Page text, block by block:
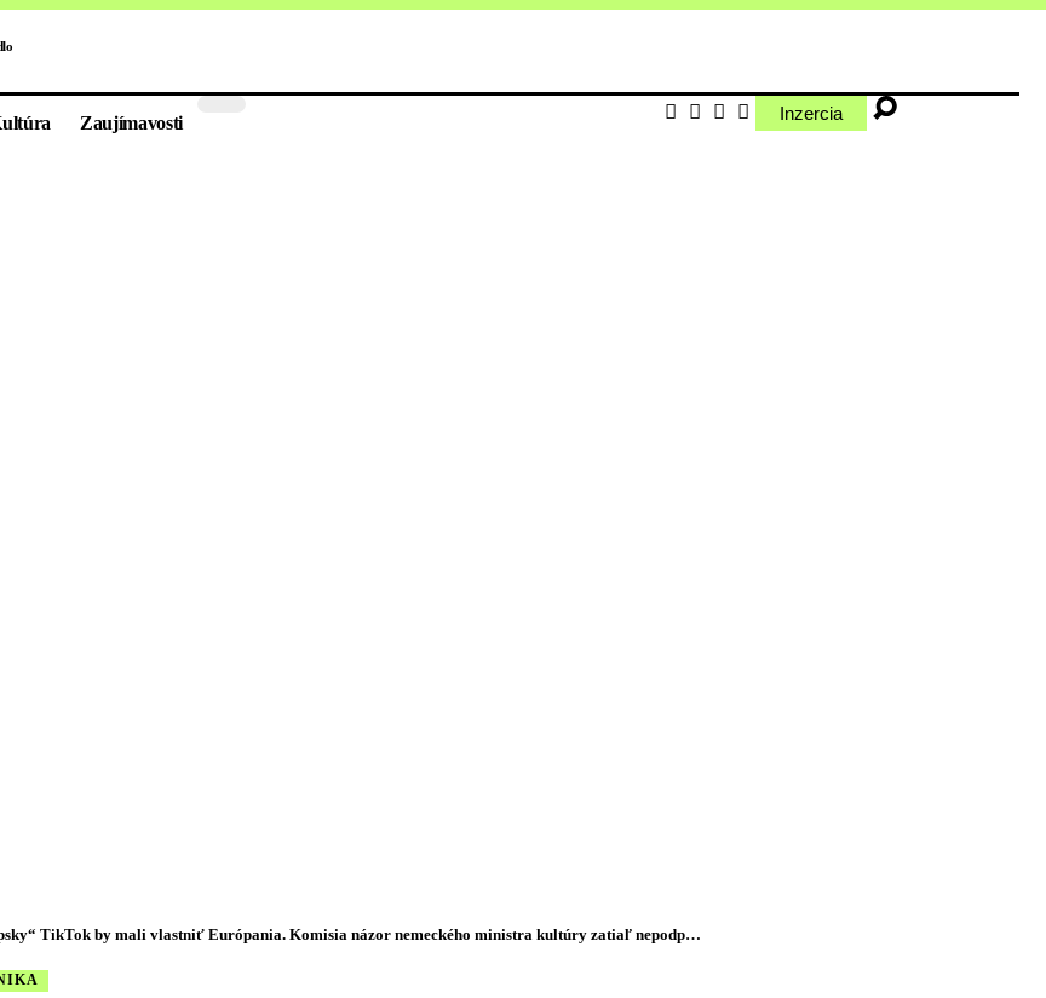
Zaujímavosti Inzercia
TikTok by mali vlastniť Európania. Komisia názor nemeckého ministra kultúry zatiaľ nepodporuje